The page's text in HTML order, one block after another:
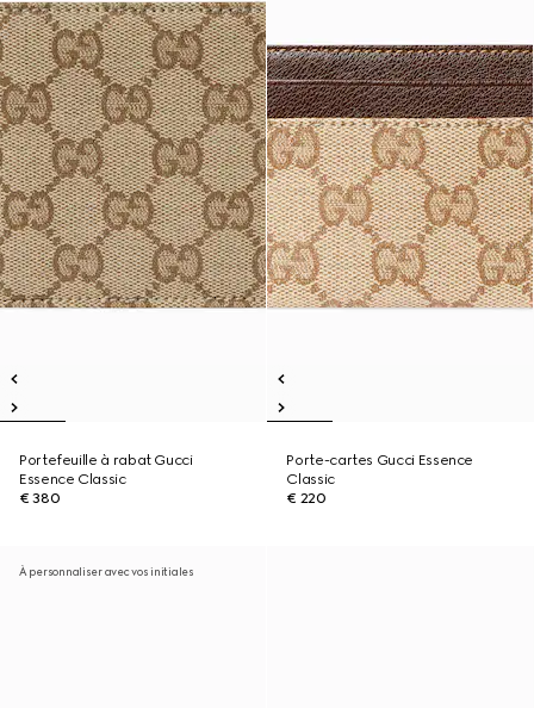
Portefeuille à rabat Gucci
Essence Classic
€ 380
Porte-cartes Gucci Essence
Classic
€ 220
À personnaliser avec vos initiales